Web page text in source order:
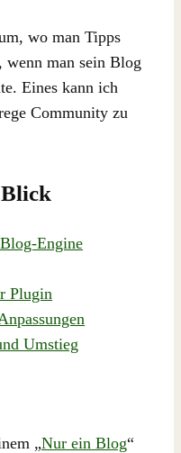
wo man Tipps
wenn man sein Blog
Eines kann ich
Community zu
Engine
Plugin
Umstieg
„Nur ein Blog“